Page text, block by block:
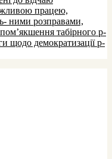
пр­ацею,
ними р­о­зпр­авами,
по­м’якшення табір­но­го­ р­
що­до­ демо­кр­атизації р­